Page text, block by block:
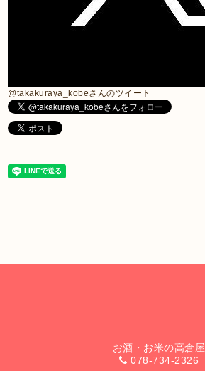
@takakuraya_kobeさんのツイート
お酒・お米の高倉屋
078-734-2326